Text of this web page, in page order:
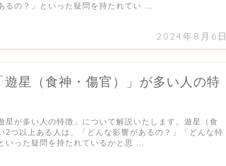
2024年8月6日
るの？」といった疑問を持たれてい …
遊星（食神・傷官）」が多い人の特
星が多い人の特徴」について解説いたします。遊星（食
2つ以上ある人は、「どんな影響があるの？」「どんな特
いった疑問を持たれているかと思 …